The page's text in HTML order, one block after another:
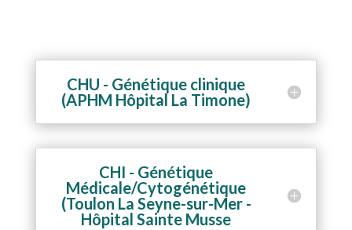
CHU - Génétique clinique
(APHM Hôpital La Timone)
CHI - Génétique
Médicale/Cytogénétique
(Toulon La Seyne-sur-Mer -
Hôpital Sainte Musse